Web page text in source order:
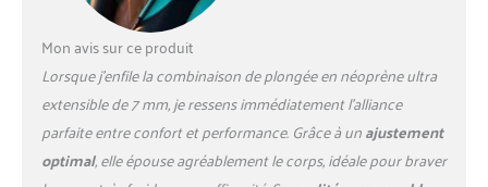
élastique, flexible pour faire
des sports nautiques; les
combinaisons isothermes en
néoprène de 7 mm sont
portées de façon idéale pour
Mon avis sur ce produit
Lorsque j’enfile la combinaison de plongée en néoprène ultra
extensible de 7 mm, je ressens immédiatement l’alliance
parfaite entre confort et performance. Grâce à unajustement
optimal, elle épouse agréablement le corps, idéale pour braver